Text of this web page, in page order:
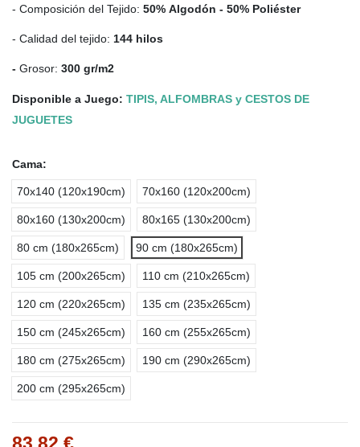
- Composición del Tejido: 50% Algodón - 50% Poliéster
- Calidad del tejido: 144 hilos
- Grosor: 300 gr/m2
Disponible a Juego: TIPIS, ALFOMBRAS y CESTOS DE
JUGUETES
Cama:
70x140 (120x190cm) 70x160 (120x200cm)
80x160 (130x200cm) 80x165 (130x200cm)
80 cm (180x265cm) 90 cm (180x265cm)
105 cm (200x265cm) 110 cm (210x265cm)
120 cm (220x265cm) 135 cm (235x265cm)
150 cm (245x265cm) 160 cm (255x265cm)
180 cm (275x265cm) 190 cm (290x265cm)
200 cm (295x265cm)